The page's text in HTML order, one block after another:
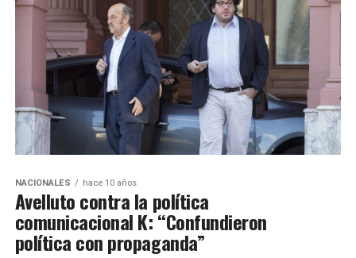
NACIONALES hace 10 años
Avelluto contra la política
comunicacional K: “Confundieron
política con propaganda”